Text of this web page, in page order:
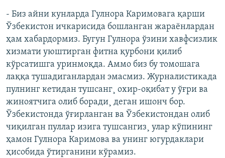
- Биз айни кунларда Гулнора Каримовага қарши
Ўзбекистон ичкарисида бошланган жараëнлардан
ҳам хабардормиз. Бугун Гулнора ўзини хавфсизлик
хизмати уюштирган фитна қурбони қилиб
кўрсатишга уринмоқда. Аммо биз бу томошага
лаққа тушадиганлардан эмасмиз. Журналистикада
пулнинг кетидан тушсанг¸ охир-оқибат у ўғри ва
жиноятчига олиб боради¸ деган ишонч бор.
Ўзбекистонда ўғирланган ва Ўзбекистондан олиб
чиқилган пуллар изига тушсангиз¸ улар кўпининг
ҳамон Гулнора Каримова ва унинг югурдаклари
ҳисобида ўтирганини кўрамиз.